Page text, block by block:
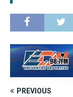
PREVIOUS